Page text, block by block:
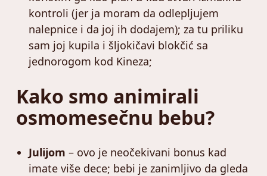
kontroli (jer ja moram da odlepljujem
nalepnice i da joj ih dodajem); za tu priliku
sam joj kupila i šljokičavi blokčić sa
jednorogom kod Kineza;
Kako smo animirali
osmomesečnu bebu?
Julijom – ovo je neočekivani bonus kad
imate više dece; bebi je zanimljivo da gleda